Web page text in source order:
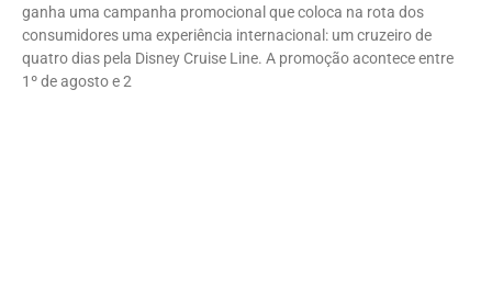
ganha uma campanha promocional que coloca na rota dos
consumidores uma experiência internacional: um cruzeiro de
quatro dias pela Disney Cruise Line. A promoção acontece entre
1º de agosto e 2